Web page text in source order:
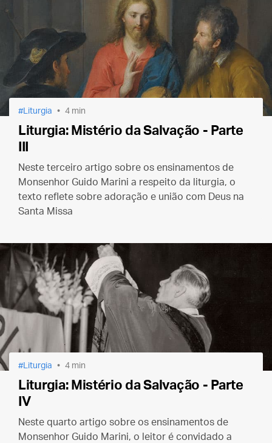
Liturgia 4 min
Liturgia: Mistério da Salvação - Parte
Neste terceiro artigo sobre os ensinamentos de
Monsenhor Guido Marini a respeito da liturgia, o
texto reflete sobre adoração e união com Deus na
Santa Missa
Liturgia 4 min
Liturgia: Mistério da Salvação - Parte
IV
Neste quarto artigo sobre os ensinamentos de
Monsenhor Guido Marini, o leitor é convidado a